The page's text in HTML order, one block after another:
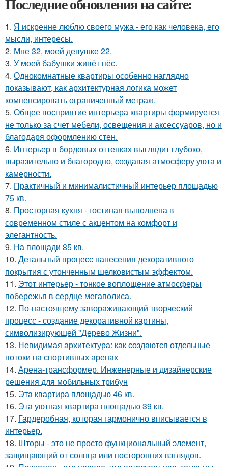
1. Я искренне люблю своего мужа - его как человека, его
мысли, интересы.
2. Мне 32, моей девушке 22.
3. У моей бабушки живёт пёс.
4. Однокомнатные квартиры особенно наглядно
показывают, как архитектурная логика может
компенсировать ограниченный метраж.
5. Общее восприятие интерьера квартиры формируется
не только за счет мебели, освещения и аксессуаров, но и
благодаря оформлению стен.
6. Интерьер в бордовых оттенках выглядит глубоко,
выразительно и благородно, создавая атмосферу уюта и
камерности.
7. Практичный и минималистичный интерьер площадью
75 кв.
8. Просторная кухня - гостиная выполнена в
современном стиле с акцентом на комфорт и
элегантность.
9. На площади 85 кв.
10. Детальный процесс нанесения декоративного
покрытия с утонченным шелковистым эффектом.
11. Этот интерьер - тонкое воплощение атмосферы
побережья в сердце мегаполиса.
12. По-настоящему завораживающий творческий
процесс - создание декоративной картины,
символизирующей "Дерево Жизни".
13. Невидимая архитектура: как создаются отдельные
потоки на спортивных аренах
14. Арена-трансформер. Инженерные и дизайнерские
решения для мобильных трибун
15. Эта квартира площадью 46 кв.
16. Эта уютная квартира площадью 39 кв.
17. Гардеробная, которая гармонично вписывается в
интерьер.
18. Шторы - это не просто функциональный элемент,
защищающий от солнца или посторонних взглядов.